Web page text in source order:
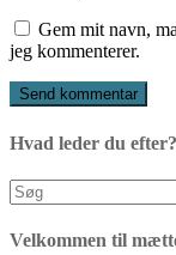
Gem mit navn,
jeg kommenterer.
Hvad leder du efter?
Søg
efter:
Velkommen til